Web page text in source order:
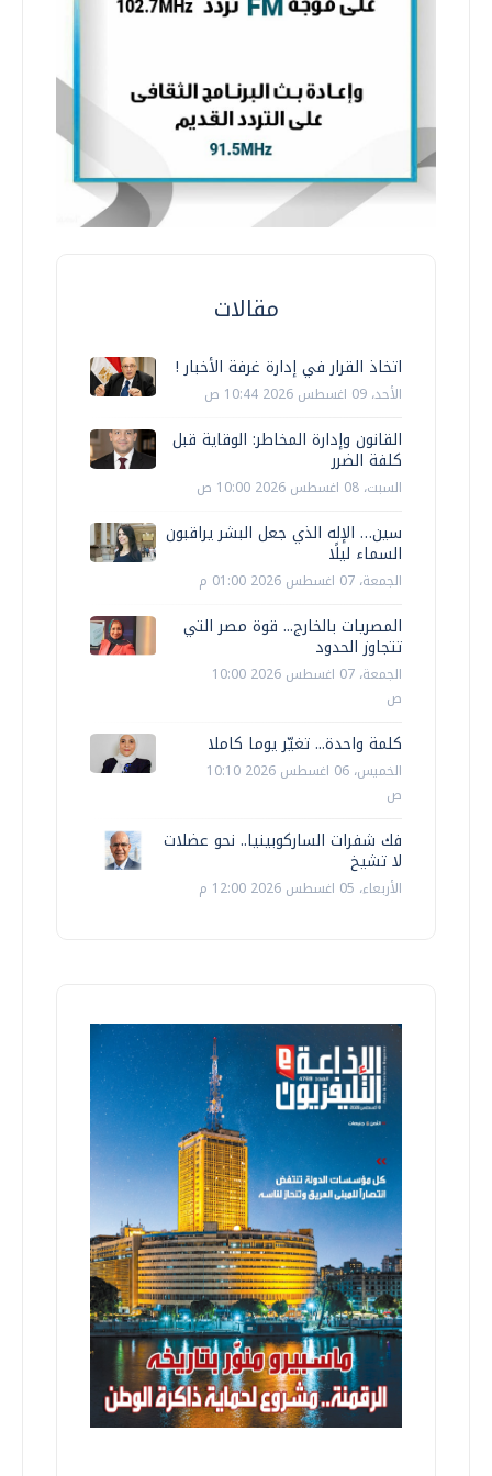
مقالات
اتخاذ القرار في إدارة غرفة الأخبار !
الأحد، 09 اغسطس 2026 10:44 ص
القانون وإدارة المخاطر: الوقاية قبل
كلفة الضرر
السبت، 08 اغسطس 2026 10:00 ص
سين… الإله الذي جعل البشر يراقبون
السماء ليلًا
الجمعة، 07 اغسطس 2026 01:00 م
المصريات بالخارج... قوة مصر التي
تتجاوز الحدود
الجمعة، 07 اغسطس 2026 10:00
ص
كلمة واحدة... تغيّر يوما كاملا
الخميس، 06 اغسطس 2026 10:10
ص
فك شفرات الساركوبينيا.. نحو عضلات
لا تشيخ
الأربعاء، 05 اغسطس 2026 12:00 م